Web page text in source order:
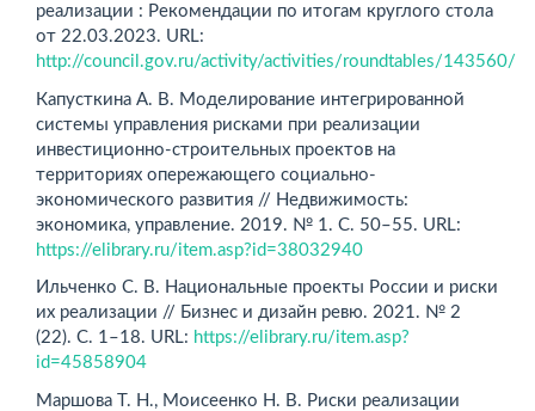
реализации : Рекомендации по итогам круглого стола
от 22.03.2023. URL:
http://council.gov.ru/activity/activities/roundtables/143560/
Капусткина А. В. Моделирование интегрированной
системы управления рисками при реализации
инвестиционно-строительных проектов на
территориях опережающего социально­
экономического развития // Недвижимость:
экономика, управление. 2019. № 1. С. 50–55. URL:
https://elibrary.ru/item.asp?id=­38032940
Ильченко С. В. Национальные проекты России и риски
их реализации // Бизнес и дизайн ревю. 2021. № 2
(22). С. 1–18. URL: https://elibrary.ru/item.asp?
id=45858904
Маршова Т. Н., Моисеенко Н. В. Риски реализации